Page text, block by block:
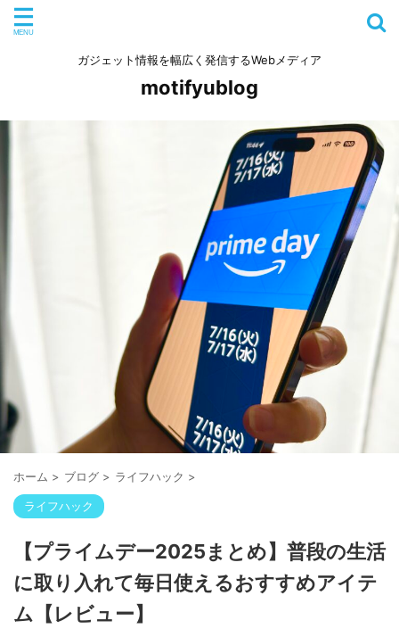
ガジェット情報を幅広く発信するWebメディア
motifyublog
ホーム > ブログ > ライフハック >
ライフハック
【プライムデー2025まとめ】普段の生活
に取り入れて毎日使えるおすすめアイテ
ム【レビュー】